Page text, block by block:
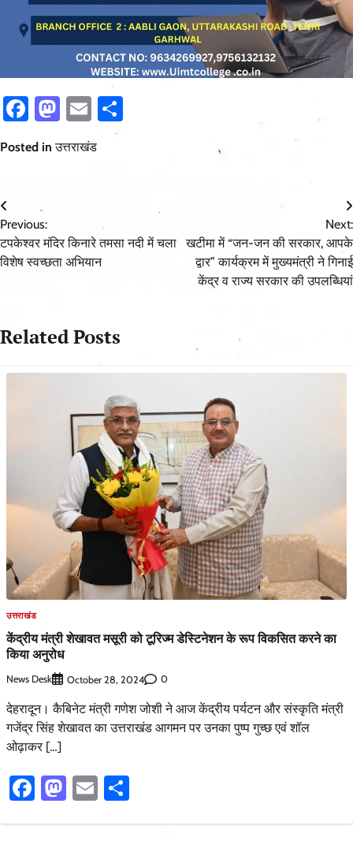
Facebook
Mastodon
Email
Posted inउत्तराखंड
Post
navigation
Previous:
टपकेश्वर मंदिर किनारे तमसा नदी में चला
विशेष स्वच्छता अभियान
Next:
खटीमा में “जन-जन की सरकार, आपके
द्वार” कार्यक्रम में मुख्यमंत्री ने गिनाई
केंद्र व राज्य सरकार की उपलब्धियां
Related Posts
उत्तराखंड
केंद्रीय मंत्री शेखावत मसूरी को टूरिज्म डेस्टिनेशन के रूप विकसित करने का
किया अनुरोध
News Desk October 28, 2024 0
देहरादून। कैबिनेट मंत्री गणेश जोशी ने आज केंद्रीय पर्यटन और संस्कृति मंत्री
गजेंद्र सिंह शेखावत का उत्तराखंड आगमन पर उनका पुष्प गुच्छ एवं शॉल
ओढ़ाकर […]
Facebook
Mastodon
Email